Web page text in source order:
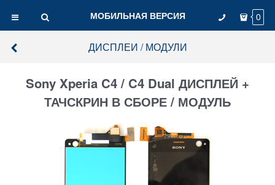
МОБИЛЬНАЯ ВЕРСИЯ 0
ДИСПЛЕИ / МОДУЛИ
Sony Xperia C4 / C4 Dual ДИСПЛЕЙ +
ТАЧСКРИН В СБОРЕ / МОДУЛЬ